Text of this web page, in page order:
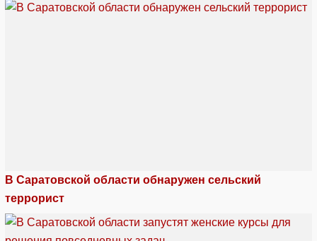
В Саратовской области обнаружен сельский
террорист